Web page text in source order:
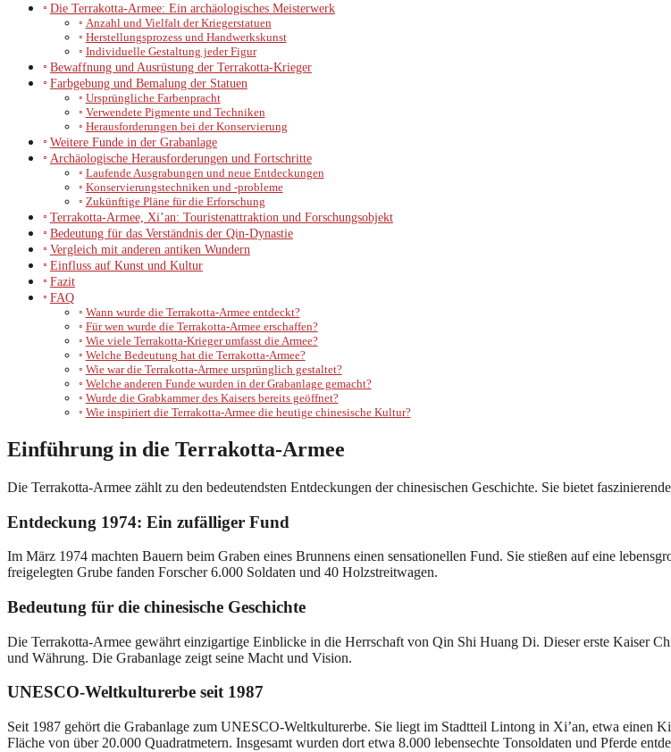
Die Terrakotta-Armee: Ein archäologisches Meisterwerk
Anzahl und Vielfalt der Kriegerstatuen
Herstellungsprozess und Handwerkskunst
Individuelle Gestaltung jeder Figur
Bewaffnung und Ausrüstung der Terrakotta-Krieger
Farbgebung und Bemalung der Statuen
Ursprüngliche Farbenpracht
Verwendete Pigmente und Techniken
Herausforderungen bei der Konservierung
Weitere Funde in der Grabanlage
Archäologische Herausforderungen und Fortschritte
Laufende Ausgrabungen und neue Entdeckungen
Konservierungstechniken und -probleme
Zukünftige Pläne für die Erforschung
Terrakotta-Armee, Xi’an: Touristenattraktion und Forschungsobjekt
Bedeutung für das Verständnis der Qin-Dynastie
Vergleich mit anderen antiken Wundern
Einfluss auf Kunst und Kultur
Fazit
FAQ
Wann wurde die Terrakotta-Armee entdeckt?
Für wen wurde die Terrakotta-Armee erschaffen?
Wie viele Terrakotta-Krieger umfasst die Armee?
Welche Bedeutung hat die Terrakotta-Armee?
Wie war die Terrakotta-Armee ursprünglich gestaltet?
Welche anderen Funde wurden in der Grabanlage gemacht?
Wurde die Grabkammer des Kaisers bereits geöffnet?
Wie inspiriert die Terrakotta-Armee die heutige chinesische Kultur?
Einführung in die Terrakotta-Armee
Die Terrakotta-Armee zählt zu den bedeutendsten Entdeckungen der chinesischen Geschichte. Sie bietet
Entdeckung 1974: Ein zufälliger Fund
Im März 1974 machten Bauern beim Graben eines Brunnens einen sensationellen Fund. Sie stießen auf eine
freigelegten Grube fanden Forscher 6.000 Soldaten und 40 Holzstreitwagen.
Bedeutung für die chinesische Geschichte
Die Terrakotta-Armee gewährt einzigartige Einblicke in die Herrschaft von Qin Shi Huang Di. Dieser erste Kaiser
und Währung. Die Grabanlage zeigt seine Macht und Vision.
UNESCO-Weltkulturerbe seit 1987
Seit 1987 gehört die Grabanlage zum UNESCO-Weltkulturerbe. Sie liegt im Stadtteil Lintong in Xi’an, etwa einen
Fläche von über 20.000 Quadratmetern. Insgesamt wurden dort etwa 8.000 lebensechte Tonsoldaten und Pferde